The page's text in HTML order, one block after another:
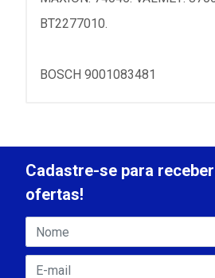
BT2277010.
BOSCH 9001083481
Cadastre-se para
ofertas!